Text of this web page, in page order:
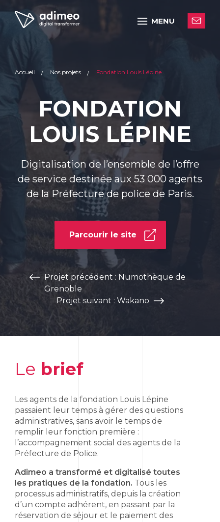
MENU
Accueil Nos projets Fondation Louis Lépine
FONDATION
LOUIS LÉPINE
Digitalisation de l’ensemble de l’offre
de service destinée aux 53 000 agents
de la Préfecture de police de Paris.
Parcourir le site
Projet précédent : Numothèque de
Grenoble
Projet suivant : Wakano
Le brief
Les agents de la fondation Louis Lépine
passaient leur temps à gérer des questions
administratives, sans avoir le temps de
remplir leur fonction première :
l’accompagnement social des agents de la
Préfecture de Police.
Adimeo a transformé et digitalisé toutes
les pratiques de la fondation. Tous les
processus administratifs, depuis la création
d’un compte adhérent, en passant par la
réservation de séjour et le paiement des